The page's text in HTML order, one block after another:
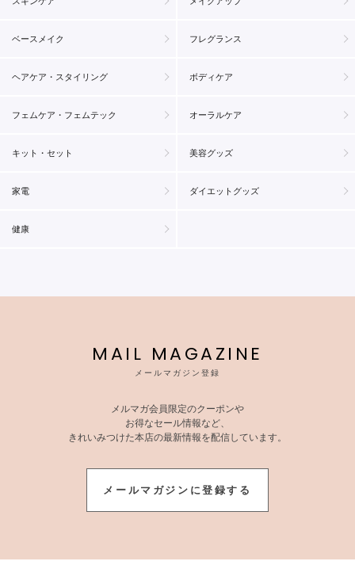
ベースメイク フレグランス
ヘアケア・スタイリング ボディケア
フェムケア・フェムテック オーラルケア
キット・セット 美容グッズ
家電 ダイエットグッズ
健康
MAIL MAGAZINE
メールマガジン登録
メルマガ会員限定のクーポンや
お得なセール情報など、
きれいみつけた本店の最新情報を配信しています。
メールマガジンに登録する